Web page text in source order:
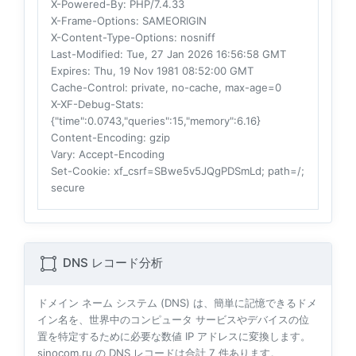
X-Powered-By: PHP/7.4.33
X-Frame-Options: SAMEORIGIN
X-Content-Type-Options: nosniff
Last-Modified: Tue, 27 Jan 2026 16:56:58 GMT
Expires: Thu, 19 Nov 1981 08:52:00 GMT
Cache-Control: private, no-cache, max-age=0
X-XF-Debug-Stats:
{"time":0.0743,"queries":15,"memory":6.16}
Content-Encoding: gzip
Vary: Accept-Encoding
Set-Cookie: xf_csrf=SBwe5v5JQgPDSmLd; path=/;
secure
DNS レコード分析
ドメイン ネーム システム (DNS) は、簡単に記憶できるドメ
イン名を、世界中のコンピュータ サービスやデバイスの位
置を特定するために必要な数値 IP アドレスに変換します。
sinocom.ru の DNS レコードは合計 7 件あります。